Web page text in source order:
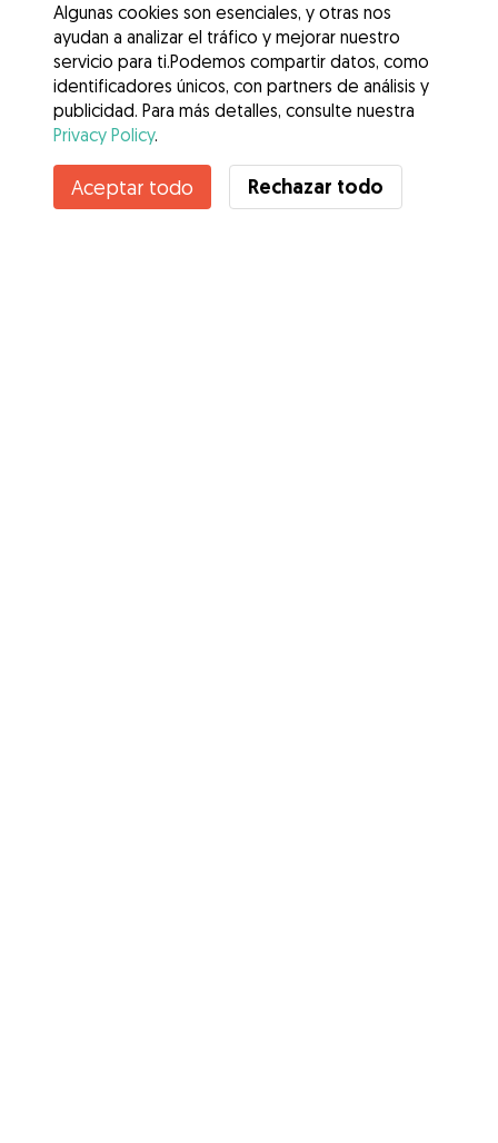
Algunas cookies son esenciales, y otras nos
ayudan a analizar el tráfico y mejorar nuestro
servicio para ti.Podemos compartir datos, como
identificadores únicos, con partners de análisis y
publicidad. Para más detalles, consulte nuestra
Privacy Policy.
Aceptar todo Rechazar todo